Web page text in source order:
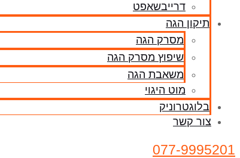
דרייבשאפט
תיקון הגה
מסרק הגה
שיפוץ מסרק הגה
משאבת הגה
מוט היגוי
בלוגטרוניק
צור קשר
077-9995201